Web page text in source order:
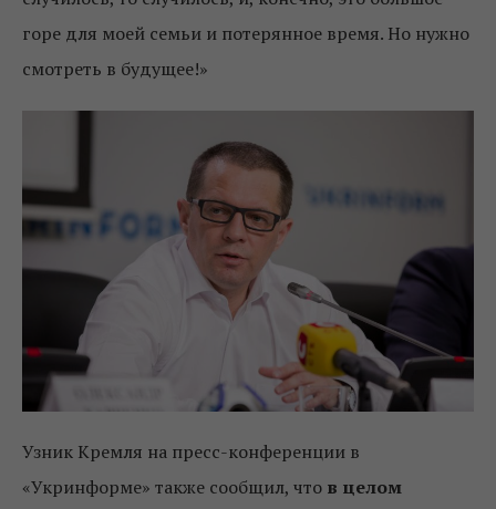
горе для моей семьи и потерянное время. Но нужно
смотреть в будущее!»
Узник Кремля на пресс-конференции в
«Укринформе» также сообщил, что в целом